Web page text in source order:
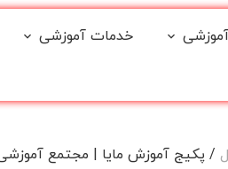
خدمات آموزشی
/ پکیج آموزش مایا | مجتمع آموزشی